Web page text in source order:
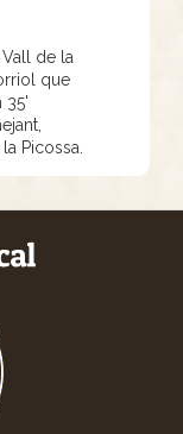
de la
que
35'
Picossa.